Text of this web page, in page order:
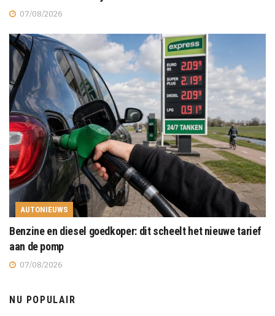
07/08/2026
AUTONIEUWS
Benzine en diesel goedkoper: dit scheelt het nieuwe tarief
aan de pomp
07/08/2026
NU POPULAIR